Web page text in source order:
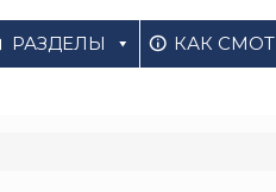
РАЗДЕЛЫ КАК